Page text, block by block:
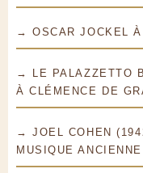
→ OSCAR JOCKEL À
→ LE PALAZZETTO
À CLÉMENCE DE
→ JOEL COHEN
MUSIQUE ANCIENNE